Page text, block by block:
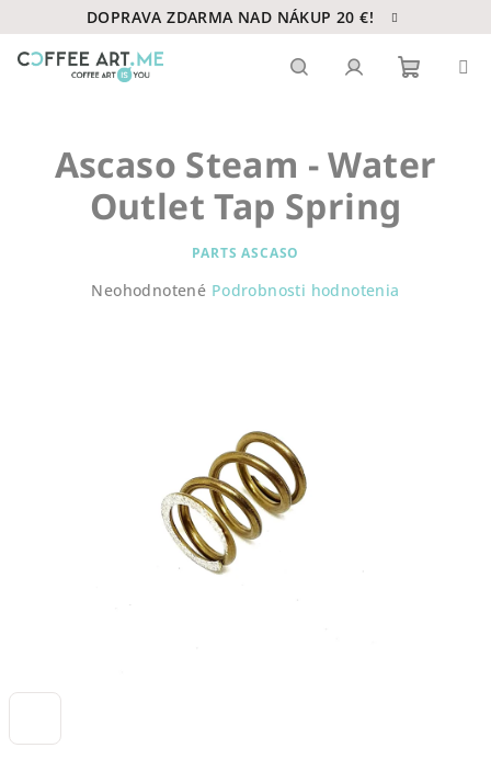
na
obsah
DOPRAVA ZDARMA NAD NÁKUP 20 €!
košík
Ascaso Steam - Water
Outlet Tap Spring
PARTS ASCASO
Priemerné
Neohodnotené Podrobnosti hodnotenia